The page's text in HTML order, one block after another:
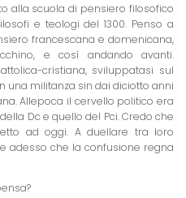
alla scuola di pensiero filosofico
e teologi del 1300. Penso a
francescana e domenicana,
e così andando avanti.
cristiana, sviluppatasi sul
una militanza sin dai diciotto anni
Allepoca il cervello politico era
Dc e quello del Pci. Credo che
ad oggi. A duellare tra loro
adesso che la confusione regna